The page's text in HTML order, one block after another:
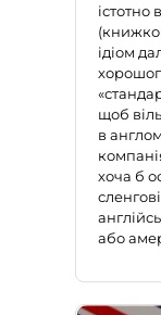
істотно
ідіом
щоб
в
хоча б
або